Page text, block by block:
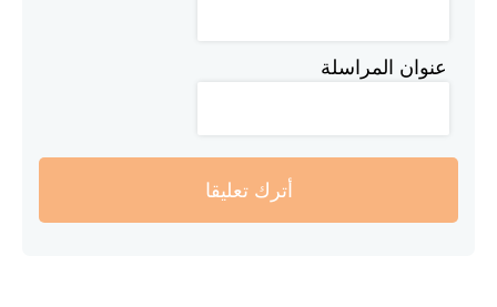
عنوان المراسلة
أترك تعليقا